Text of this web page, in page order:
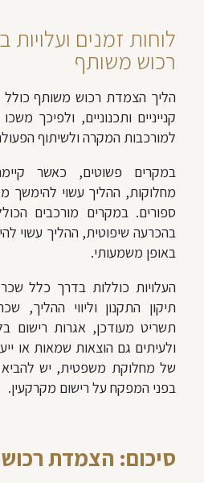
לוחות זמנים
רכוש משותף
הליך הצמדת רכוש משותף
קנייניים ותכנוניים, ולפיכך
למורכבות המקרה ולשיתוף
במקרים פשוטים, כאשר
מחלוקות, ההליך עשוי להימשך
ספורים. במקרים מורכבים
בהכרעה שיפוטית, ההליך עשוי
באופן משמעותי.
העלויות כוללות בדרך כלל
תיקון התקנון וליווי ההליך,
תשריט מעודכן, אגרות רישום
ולעיתים גם הוצאות שמאות או
של מחלוקת משפטית, יש להביא
בפני המפקח על רישום מקרקעין.
סיכום: הצמדת